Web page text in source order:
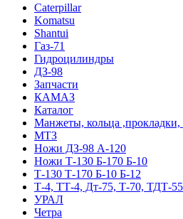
Caterpillar
Komatsu
Shantui
Газ-71
Гидроцилиндры
ДЗ-98
Запчасти
КАМАЗ
Каталог
Манжеты, кольца
МТЗ
Ножи ДЗ-98 А-120
Ножи Т-130 Б-170 Б-10
Т-130 Т-170 Б-10 Б-12
Т-4, ТТ-4, Дт-75, Т-70, ТДТ-55
УРАЛ
Четра